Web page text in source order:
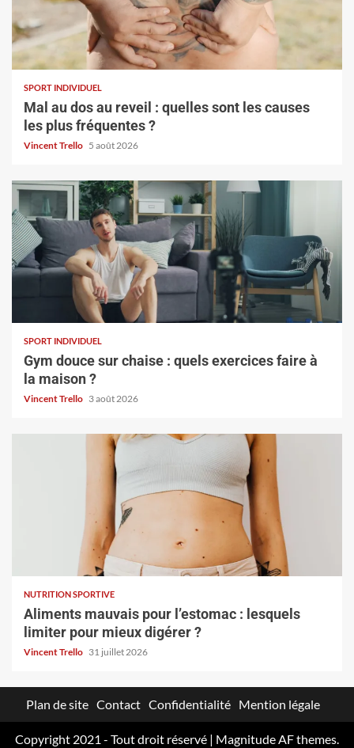
SPORT INDIVIDUEL
Mal au dos au reveil : quelles sont les causes
les plus fréquentes ?
Vincent Trello 5 août 2026
SPORT INDIVIDUEL
Gym douce sur chaise : quels exercices faire à
la maison ?
Vincent Trello 3 août 2026
NUTRITION SPORTIVE
Aliments mauvais pour l’estomac : lesquels
limiter pour mieux digérer ?
Vincent Trello 31 juillet 2026
Plan de site Contact Confidentialité Mention légale
Copyright 2021 - Tout droit réservé | MagnitudeAF themes.